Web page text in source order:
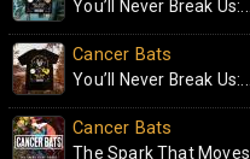
You’ll Never Break Us:...
Cancer Bats
You’ll Never Break Us:...
Cancer Bats
The Spark That Moves